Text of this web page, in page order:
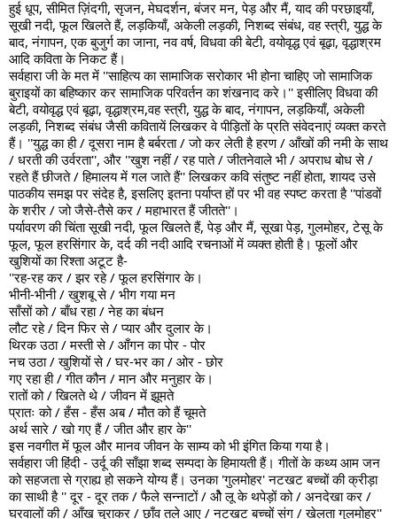
हुई धूप, सीमित ज़िंदगी, सृजन, मेघदर्शन, बंजर मन, पेड़ और मैं, याद की परछाइयाँ,
सूखी नदी, फूल खिलते हैं, लड़कियाँ, अकेली लड़की, निशब्द संबंध, वह स्त्री, युद्ध के
बाद, नंगापन, एक बुजुर्ग का जाना, नव वर्ष, विधवा की बेटी, वयोवृद्ध एवं बूढ़ा, वृद्धाश्रम
आदि कविता के निकट हैं।
सर्वहारा जी के मत में ''साहित्य का सामाजिक सरोकार भी होना चाहिए जो सामाजिक
बुराइयों का बहिष्कार कर सामाजिक परिवर्तन का शंखनाद करे।'' इसीलिए विधवा की
बेटी, वयोवृद्ध एवं बूढ़ा, वृद्धाश्रम,वह स्त्री, युद्ध के बाद, नंगापन, लड़कियाँ, अकेली
लड़की, निशब्द संबंध जैसी कवितायें लिखकर वे पीड़ितों के प्रति संवेदनाएं व्यक्त करते
हैं। ''युद्ध का ही / दूसरा नाम है बर्बरता / जो कर लेती है हरण / आँखों की नमी के साथ
/ धरती की उर्वरता'', और ''खुश नहीं / रह पाते / जीतनेवाले भी / अपराध बोध से /
रहते हैं छीजते / हिमालय में गल जाते हैं'' लिखकर कवि संतुष्ट नहीं होता, शायद उसे
पाठकीय समझ पर संदेह है, इसलिए इतना पर्याप्त हों पर भी वह स्पष्ट करता है ''पांडवों
के शरीर / जो जैसे-तैसे कर / महाभारत हैं जीतते''।
पर्यावरण की चिंता सूखी नदी, फूल खिलते हैं, पेड़ और मैं, सूखा पेड़, गुलमोहर, टेसू के
फूल, फूल हरसिंगार के, दर्द की नदी आदि रचनाओं में व्यक्त होती है। फूलों और
खुशियों का रिश्ता अटूट है-
''रह-रह कर / झर रहे / फूल हरसिंगार के।
भीनी-भीनी / खुशबू से / भीग गया मन
साँसों को / बाँध रहा / नेह का बंधन
लौट रहे / दिन फिर से / प्यार और दुलार के।
थिरक उठा / मस्ती से / आँगन का पोर - पोर
नच उठा / खुशियों से / घर-भर का / ओर - छोर
गए रहा ही / गीत कौन / मान और मनुहार के।
रातों को / खिलते थे / जीवन में झूमते
प्रातः को / हँस - हँस अब / मौत को हैं चूमते
अर्थ सारे / खो गए हैं / जीत और हार के''
इस नवगीत में फूल और मानव जीवन के साम्य को भी इंगित किया गया है।
सर्वहारा जी हिंदी - उर्दू की साँझा शब्द सम्पदा के हिमायती हैं। गीतों के कथ्य आम जन
को सहजता से ग्राह्य हो सकने योग्य हैं। उनका 'गुलमोहर' नटखट बच्चों की क्रीड़ा
का साथी है '' दूर - दूर तक / फैले सन्नाटों / औे लू के थपेड़ों को / अनदेखा कर /
घरवालों की / आँख चुराकर / छाँव तले आए / नटखट बच्चों संग / खेलता गुलमोहर''